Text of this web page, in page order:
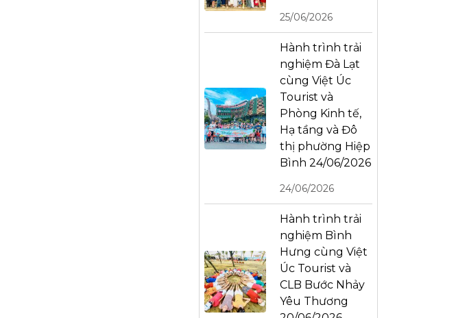
25/06/2026
Hành trình trải
nghiệm Đà Lạt
cùng Việt Úc
Tourist và
Phòng Kinh tế,
Hạ tầng và Đô
thị phường Hiệp
Bình 24/06/2026
24/06/2026
Hành trình trải
nghiệm Bình
Hưng cùng Việt
Úc Tourist và
CLB Bước Nhảy
Yêu Thương